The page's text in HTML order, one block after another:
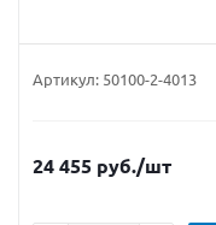
Артикул: 50100-2-4013
24 455 руб./шт